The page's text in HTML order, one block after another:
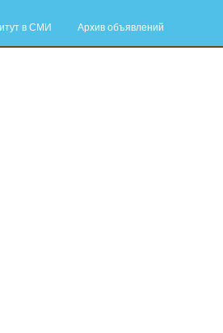
в СМИ Архив объявлений